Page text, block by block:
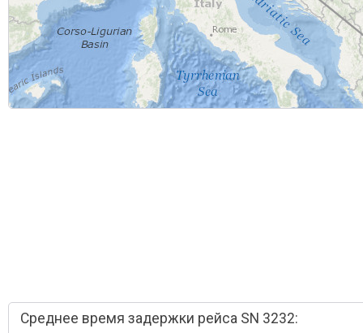
Среднее время задержки рейса SN 3232: